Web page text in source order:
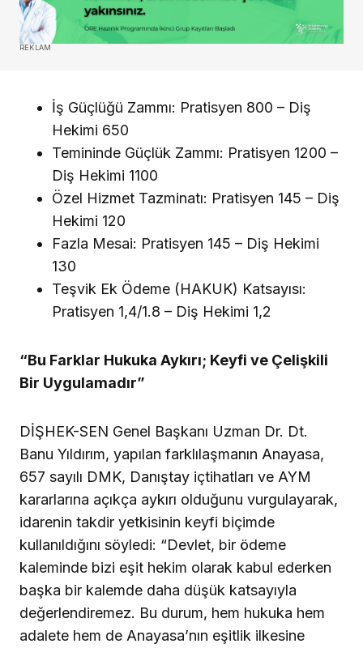
REKLAM
İş Güçlüğü Zammı: Pratisyen 800 – Diş
Hekimi 650
Temininde Güçlük Zammı: Pratisyen 1200 –
Diş Hekimi 1100
Özel Hizmet Tazminatı: Pratisyen 145 – Diş
Hekimi 120
Fazla Mesai: Pratisyen 145 – Diş Hekimi
130
Teşvik Ek Ödeme (HAKUK) Katsayısı:
Pratisyen 1,4/1.8 – Diş Hekimi 1,2
“Bu Farklar Hukuka Aykırı; Keyfi ve Çelişkili
Bir Uygulamadır”
DİŞHEK-SEN Genel Başkanı Uzman Dr. Dt.
Banu Yıldırım, yapılan farklılaşmanın Anayasa,
657 sayılı DMK, Danıştay içtihatları ve AYM
kararlarına açıkça aykırı olduğunu vurgulayarak,
idarenin takdir yetkisinin keyfi biçimde
kullanıldığını söyledi: “Devlet, bir ödeme
kaleminde bizi eşit hekim olarak kabul ederken
başka bir kalemde daha düşük katsayıyla
değerlendiremez. Bu durum, hem hukuka hem
adalete hem de Anayasa’nın eşitlik ilkesine